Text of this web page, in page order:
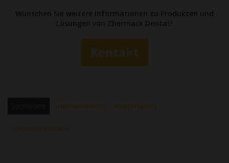
Wünschen Sie weitere Informationen zu Produkten und
Lösungen von Zhermack Dental?
Kontakt
dentalveneers materialien
vorübergehende